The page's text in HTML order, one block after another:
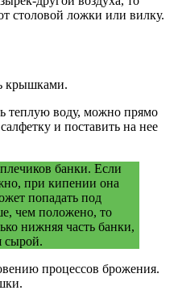
столовой ложки или вилку.
крышками.
теплую воду, можно прямо
и поставить на нее
банки. Если
при кипении она
попадать под
чем положено, то
нижняя часть банки,
сырой.
процессов брожения.